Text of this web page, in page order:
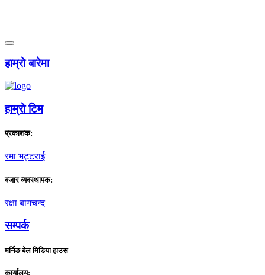
हाम्राे बारेमा
हाम्राे टिम
प्रकाशक:
रमा भट्टराई
बजार व्यवस्थापक:
रक्षा बागचन्द
सम्पर्क
मर्निङ बेल मिडिया हाउस
कार्यालय: